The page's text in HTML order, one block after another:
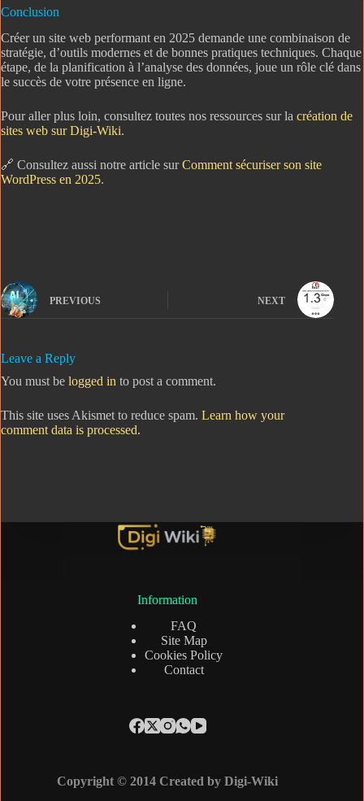
Conclusion
Créer un site web performant en 2025 demande une combinaison de
stratégie, d’outils modernes et de bonnes pratiques techniques. Chaque
étape, de la planification à l’analyse des données, joue un rôle clé dans
le succès de votre présence en ligne.
Pour aller plus loin, consultez toutes nos ressources sur la création de
sites web sur Digi-Wiki.
🔗 Consultez aussi notre article surComment sécuriser son site
WordPress en 2025.
PREVIOUS NEXT
Leave a Reply
You must be logged in to post a comment.
This site uses Akismet to reduce spam. Learn how your
comment data is processed.
Information
FAQ
Site Map
Cookies Policy
Contact
Copyright © 2014 Created by Digi-Wiki